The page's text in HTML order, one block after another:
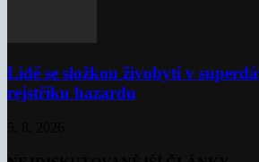
Lidé se složkou živobytí v
rejstříku hazardu